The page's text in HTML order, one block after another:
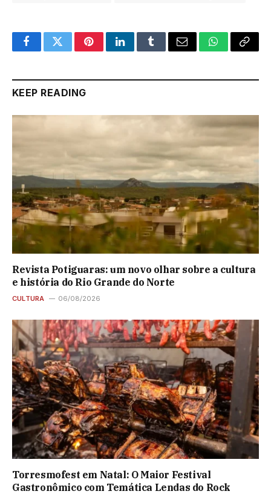
FacebookTwitterPinterestLinkedInTumblrEmail WhatsApp
Copy
KEEP READING
Revista Potiguaras: um novo olhar sobre a cultura
e história do Rio Grande do Norte
CULTURA 06/08/2026
Torresmofest em Natal: O Maior Festival
Gastronômico com Temática Lendas do Rock